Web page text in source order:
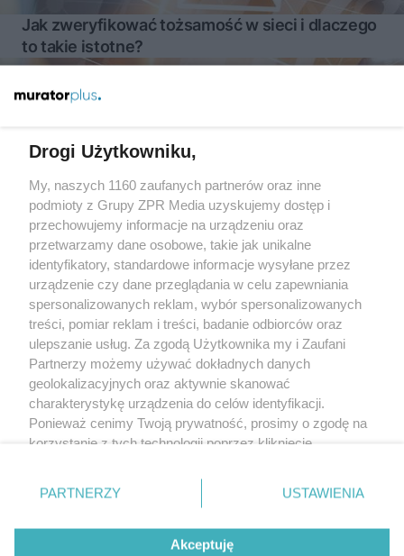
Jak zweryfikować tożsamość w sieci i dlaczego
to takie istotne?
Żaden utwór zamieszczony w serwisie nie może być powielany i
rozpowszechniany lub dalej rozpowszechniany w jakikolwiek sposób
(w tym także elektroniczny lub mechaniczny) na jakimkolwiek polu
eksploatacji w jakiejkolwiek formie, włącznie z umieszczaniem w
Internecie bez pisemnej zgody właściciela praw. Jakiekolwiek użycie
lub wykorzystanie utworów w całości lub w części z naruszeniem
prawa, tzn. bez właściwej zgody, jest zabronione pod groźbą kary i
może być ścigane prawnie.
O nas
Drogi Użytkowniku,
My, naszych 1160 zaufanych partnerów oraz inne
podmioty z Grupy ZPR Media uzyskujemy dostęp i
przechowujemy informacje na urządzeniu oraz
przetwarzamy dane osobowe, takie jak unikalne
identyfikatory, standardowe informacje wysyłane przez
urządzenie czy dane przeglądania w celu zapewniania
spersonalizowanych reklam, wybór spersonalizowanych
treści, pomiar reklam i treści, badanie odbiorców oraz
ulepszanie usług. Za zgodą Użytkownika my i Zaufani
Partnerzy możemy używać dokładnych danych
geolokalizacyjnych oraz aktywnie skanować
charakterystykę urządzenia do celów identyfikacji.
Ponieważ cenimy Twoją prywatność, prosimy o zgodę na
korzystanie z tych technologii poprzez kliknięcie
zmienić/wycofać klikając przycisk ustawień prywatności
znajdujący się w lewym dolnym rogu strony
rodzaje przetwarzania danych nie wymagają zgody
użytkownika, ale masz prawo sprzeciwić się takiemu
PARTNERZY USTAWIENIA
Akceptuję